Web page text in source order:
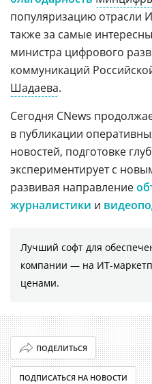
популяризацию отрасли
также за самые
министра цифрового
коммуникаций
Шадаева.
Сегодня CNews
в публикации
новостей, подготовке
экспериментирует с
развивая направление
журналистики и
Лучший софт для
компании ― на ИТ-
ценами.
ПОДЕЛИТЬСЯ
ПОДПИСАТЬСЯ НА НОВОСТИ